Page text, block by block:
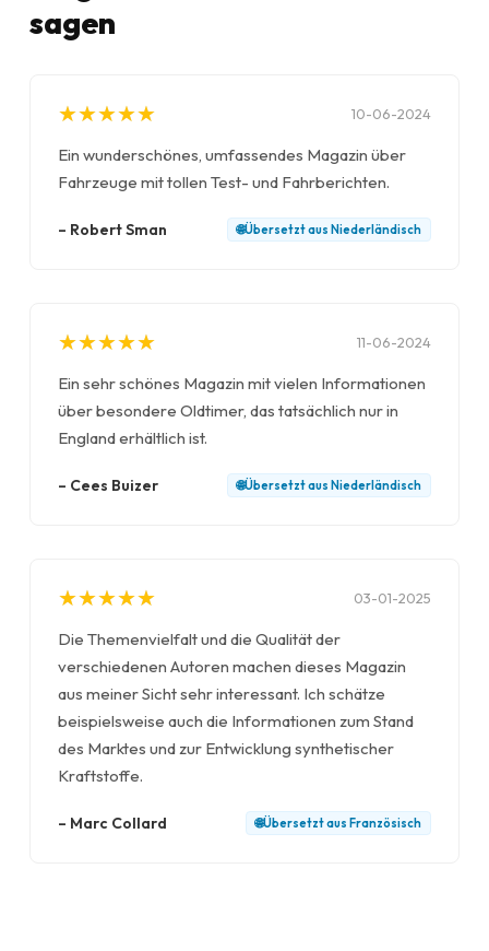
sagen
★
★★
★★
★★
★★
★ 10-06-2024
Ein wunderschönes, umfassendes Magazin über
Fahrzeuge mit tollen Test- und Fahrberichten.
– Robert Sman 🌐Übersetzt aus Niederländisch
★
★★
★★
★★
★★
★ 11-06-2024
Ein sehr schönes Magazin mit vielen Informationen
über besondere Oldtimer, das tatsächlich nur in
England erhältlich ist.
– Cees Buizer 🌐Übersetzt aus Niederländisch
★
★★
★★
★★
★★
★ 03-01-2025
Die Themenvielfalt und die Qualität der
verschiedenen Autoren machen dieses Magazin
aus meiner Sicht sehr interessant. Ich schätze
beispielsweise auch die Informationen zum Stand
des Marktes und zur Entwicklung synthetischer
Kraftstoffe.
– Marc Collard 🌐Übersetzt aus Französisch